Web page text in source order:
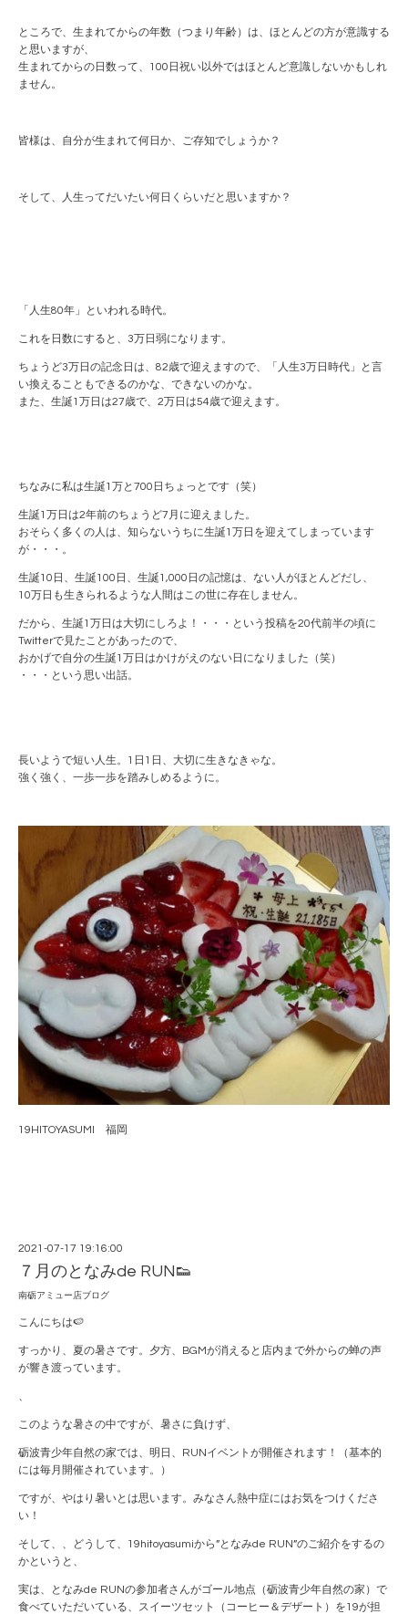
ところで、生まれてからの年数（つまり年齢）は、ほとんどの方が意識する
と思いますが、
生まれてからの日数って、100日祝い以外ではほとんど意識しないかもしれ
ません。
皆様は、自分が生まれて何日か、ご存知でしょうか？
そして、人生ってだいたい何日くらいだと思いますか？
「人生80年」といわれる時代。
これを日数にすると、3万日弱になります。
ちょうど3万日の記念日は、82歳で迎えますので、「人生3万日時代」と言
い換えることもできるのかな、できないのかな。
また、生誕1万日は27歳で、2万日は54歳で迎えます。
ちなみに私は生誕1万と700日ちょっとです（笑）
生誕1万日は2年前のちょうど7月に迎えました。
おそらく多くの人は、知らないうちに生誕1万日を迎えてしまっています
が・・・。
生誕10日、生誕100日、生誕1,000日の記憶は、ない人がほとんどだし、
10万日も生きられるような人間はこの世に存在しません。
だから、生誕1万日は大切にしろよ！・・・という投稿を20代前半の頃に
Twitterで見たことがあったので、
おかげで自分の生誕1万日はかけがえのない日になりました（笑）
・・・という思い出話。
長いようで短い人生。1日1日、大切に生きなきゃな。
強く強く、一歩一歩を踏みしめるように。
19HITOYASUMI 福岡
2021-07-17 19:16:00
７月のとなみde RUN👟
南砺アミュー店ブログ
こんにちは🍉
すっかり、夏の暑さです。夕方、BGMが消えると店内まで外からの蝉の声
が響き渡っています。
、
このような暑さの中ですが、暑さに負けず、
砺波青少年自然の家では、明日、RUNイベントが開催されます！（基本的
には毎月開催されています。）
ですが、やはり暑いとは思います。みなさん熱中症にはお気をつけくださ
い！
そして、、どうして、19hitoyasumiから”となみde RUN”のご紹介をするの
かというと、
実は、となみde RUNの参加者さんがゴール地点（砺波青少年自然の家）で
食べていただいている、スイーツセット（コーヒー＆デザート）を19が担